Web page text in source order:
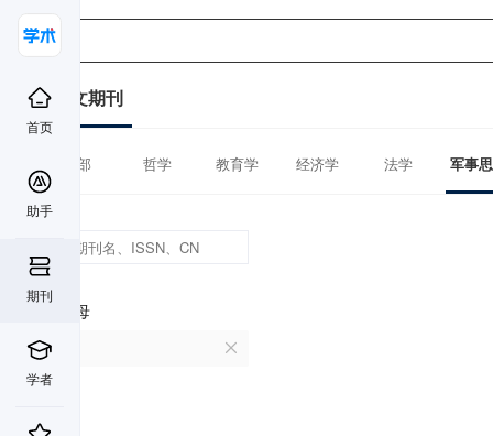
首页
助手
期刊
学者
中文期刊
全部 哲学 教育学 经济学 法学 军事
首字母
G